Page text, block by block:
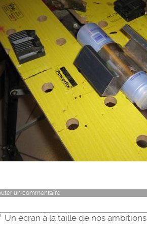
un commentaire
Un écran à la taille de nos ambitions